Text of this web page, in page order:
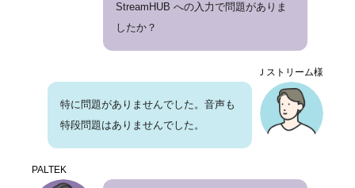
StreamHUB への入力で問題がありま
したか？
Ｊストリーム様
特に問題がありませんでした。音声も
特段問題はありませんでした。
PALTEK